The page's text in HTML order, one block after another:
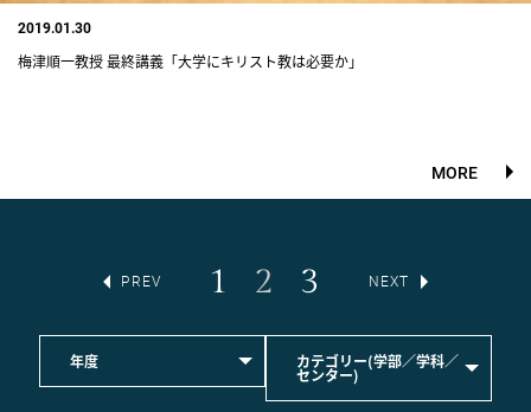
2019.01.30
梅津順一教授 最終講義「大学にキリスト教は必要か」
MORE
PREV 1 2 3 NEXT
年度 カテゴリー(学部／学科／
センター)